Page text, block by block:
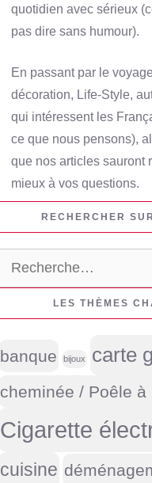
quotidien avec sérieux
pas dire sans humour).
En passant par le
décoration, Life-Style,
qui intéressent les
ce que nous pensons),
que nos articles sauront
mieux à vos questions.
RECHERCHER
LES THÈMES
banque bijoux carte
cheminée / Poêle à
Cigarette
cuisine